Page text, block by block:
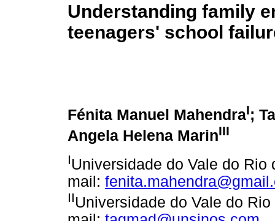
Understanding family
teenagers' school
Fénita Manuel MahendraI;
Angela Helena MarinIII
IUniversidade do Vale do
mail:
IIUniversidade do Vale do